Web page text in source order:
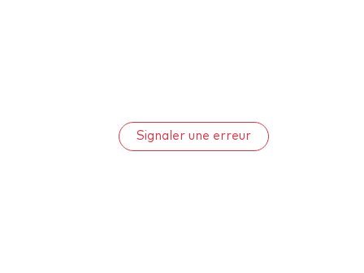
Signaler une erreur